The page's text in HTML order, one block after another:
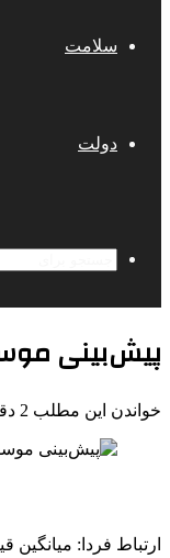
سلامت
دولت
پیش‌بینی موسسه
خواندن این مطلب 2 دقیقه زمان میبرد
ارتباط فردا: میانگین قیمت هر